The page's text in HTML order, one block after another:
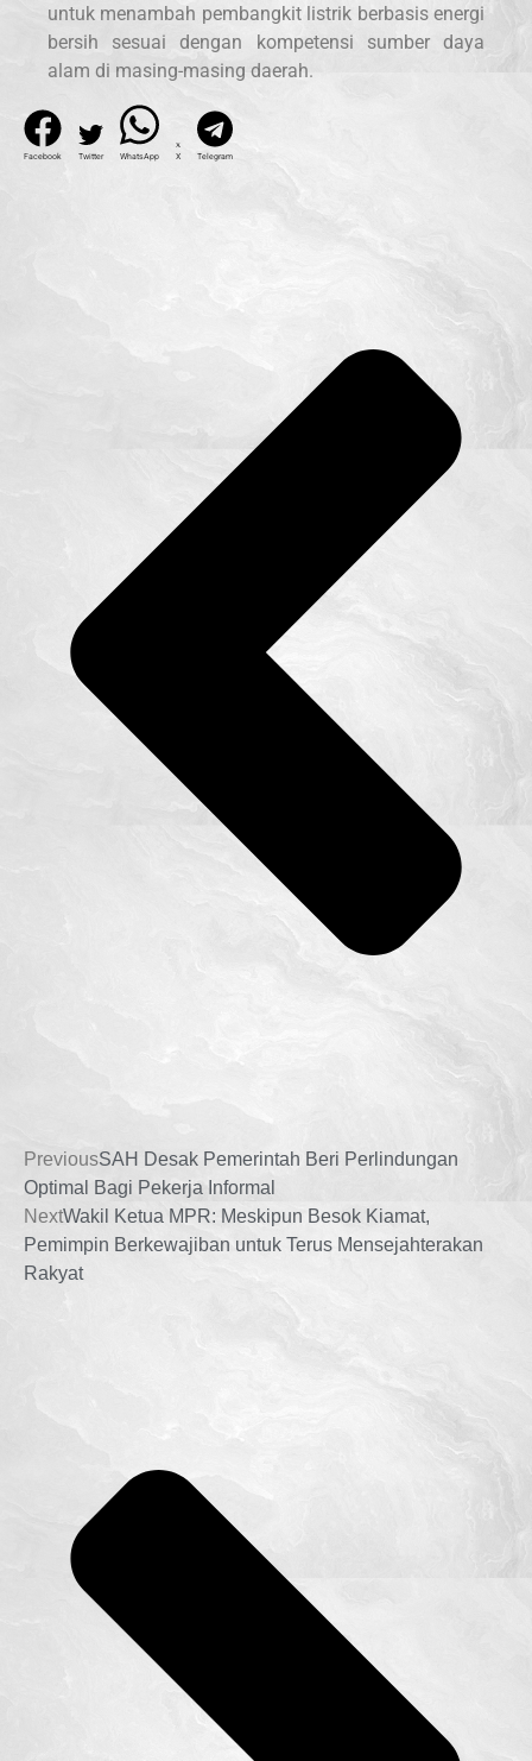
untuk menambah pembangkit listrik berbasis energi
bersih sesuai dengan kompetensi sumber daya
alam di masing-masing daerah.
Facebook Twitter WhatsApp X Telegram
PreviousSAH Desak Pemerintah Beri Perlindungan
Optimal Bagi Pekerja Informal
NextWakil Ketua MPR: Meskipun Besok Kiamat,
Pemimpin Berkewajiban untuk Terus Mensejahterakan
Rakyat